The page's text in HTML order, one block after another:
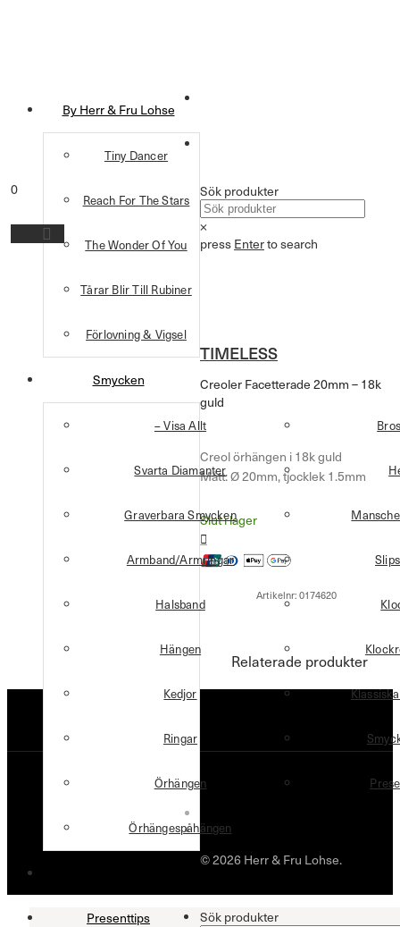
By Herr & Fru Lohse
Tiny Dancer
Reach For The Stars
The Wonder Of You
Tårar Blir Till Rubiner
Förlovning & Vigsel
Smycken
– Visa Allt
Svarta Diamanter
Graverbara Smycken
Armband/Armringar
Halsband
Hängen
Kedjor
Ringar
Örhängen
Örhängespåhängen
Presenttips
0 Sök produkter
×
press Enterto search
TIMELESS
Creoler Facetterade 20mm – 18k
guld
Creol örhängen i 18k guld
Mått: Ø 20mm, tjocklek 1.5mm
Slut i lager
Artikelnr: 0174620
Relaterade produkter
© 2026 Herr & Fru Lohse.
Sök produkter